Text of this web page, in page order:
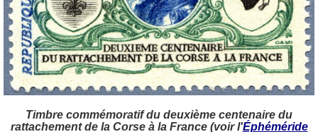
Timbre commémoratif du deuxième centenaire du
rattachement de la Corse à la France (voir l'Éphéméride